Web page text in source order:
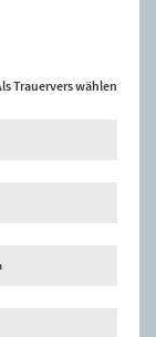
Trauervers wählen